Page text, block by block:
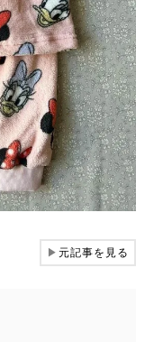
▶元記事を見る